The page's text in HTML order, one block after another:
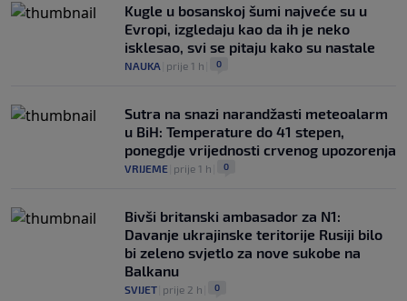
Kugle u bosanskoj šumi najveće su u
Evropi, izgledaju kao da ih je neko
isklesao, svi se pitaju kako su nastale
NAUKA prije 1 h 0
Sutra na snazi narandžasti meteoalarm
u BiH: Temperature do 41 stepen,
ponegdje vrijednosti crvenog upozorenja
VRIJEME prije 1 h 0
Bivši britanski ambasador za N1:
Davanje ukrajinske teritorije Rusiji bilo
bi zeleno svjetlo za nove sukobe na
Balkanu
SVIJET prije 2 h 0